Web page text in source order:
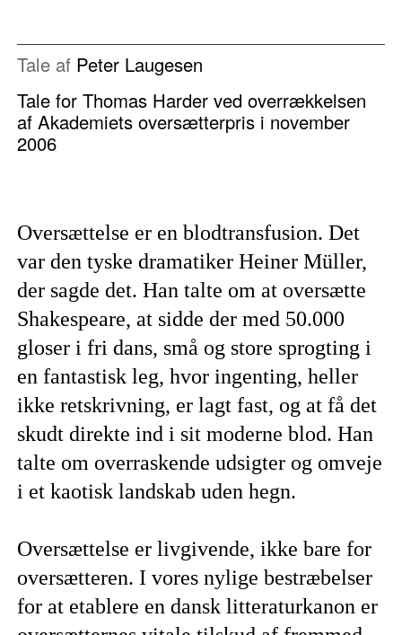
Tale af Peter Laugesen
Tale for Thomas Harder ved overrækkelsen
af Akademiets oversætterpris i november
2006
Oversættelse er en blodtransfusion. Det
var den tyske dramatiker Heiner Müller,
der sagde det. Han talte om at oversætte
Shakespeare, at sidde der med 50.000
gloser i fri dans, små og store sprogting i
en fantastisk leg, hvor ingenting, heller
ikke retskrivning, er lagt fast, og at få det
skudt direkte ind i sit moderne blod. Han
talte om overraskende udsigter og omveje
i et kaotisk landskab uden hegn.
Oversættelse er livgivende, ikke bare for
oversætteren. I vores nylige bestræbelser
for at etablere en dansk litteraturkanon er